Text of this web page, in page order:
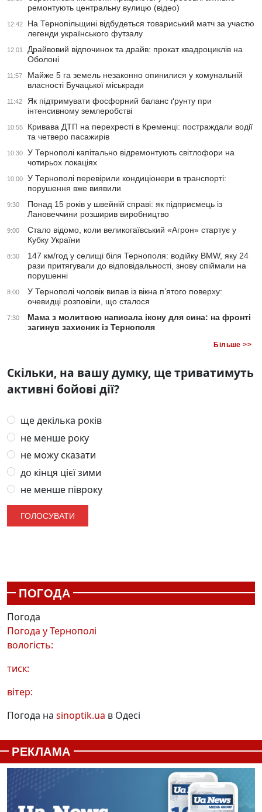
ремонтують центральну вулицю (відео)
12:42
На Тернопільщині відбудеться товариський матч за участю
легенди українського футзалу
12:01
Драйвовий відпочинок та драйв: прокат квадроциклів на
Оболоні
11:57
Майже 5 га земель незаконно опинилися у комунальній
власності Бучацької міськради
11:42
Як підтримувати фосфорний баланс ґрунту при
інтенсивному землеробстві
10:55
Кривава ДТП на перехресті в Кременці: постраждали водії
та четверо пасажирів
10:30
У Тернополі капітально відремонтують світлофори на
чотирьох локаціях
10:00
У Тернополі перевірили кондиціонери в транспорті:
порушення вже виявили
9:30
Понад 15 років у швейній справі: як підприємець із
Лановеччини розширив виробництво
9:00
Стало відомо, коли великогаївський «Агрон» стартує у
Кубку України
8:30
147 км/год у селищі біля Тернополя: водійку BMW, яку 24
рази притягували до відповідальності, знову спіймали на
порушенні
8:00
У Тернополі чоловік випав із вікна п’ятого поверху:
очевидці розповіли, що сталося
7:30
Мама з молитвою написала ікону для сина: на фронті
загинув захисник із Тернополя
Більше >>
Скільки, на вашу думку, ще триватимуть
активні бойові дії?
ще декілька років
не менше року
не можу сказати
до кінця цієї зими
не менше півроку
ПОГОДА
Погода
Погода уТернополі
вологість:
тиск:
вітер:
Погода на sinoptik.ua в Одесі
РЕКЛАМА